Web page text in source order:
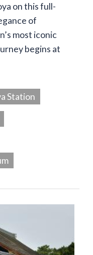
on this full-
of
most iconic
begins at
Station